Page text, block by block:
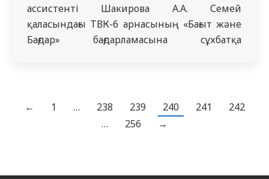
ассистенті Шакирова А.А. Семей
қаласындағы ТВК-6 арнасының «Бағыт және
Бағдар» бағдарламасына сұхбатқа
тамақтануы мен бос уақытын қалай өткізуі
керектігі, кейбір аурулардың алдын алу
← 1 … 238 239 240 241
242
…
256 →